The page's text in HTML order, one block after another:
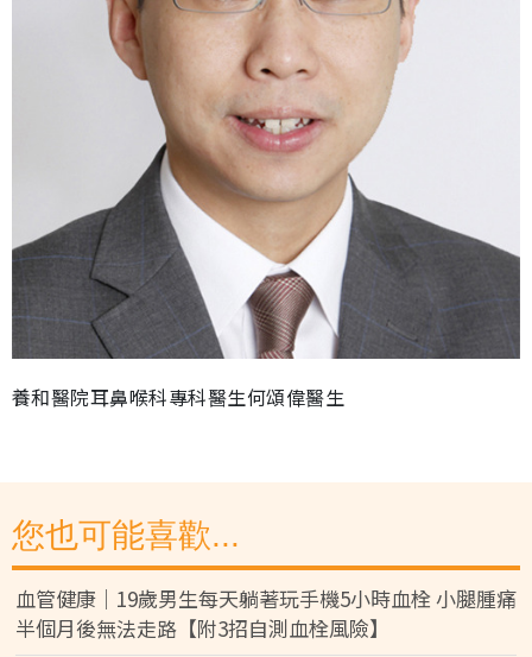
養和醫院耳鼻喉科專科醫生何頌偉醫生
您也可能喜歡...
血管健康｜19歲男生每天躺著玩手機5小時血栓 小腿腫痛
半個月後無法走路【附3招自測血栓風險】